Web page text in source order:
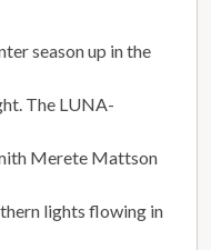
season up in the
The LUNA-
Merete Mattson
lights flowing in